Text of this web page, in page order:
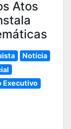
Atos
Notícia
Executivo